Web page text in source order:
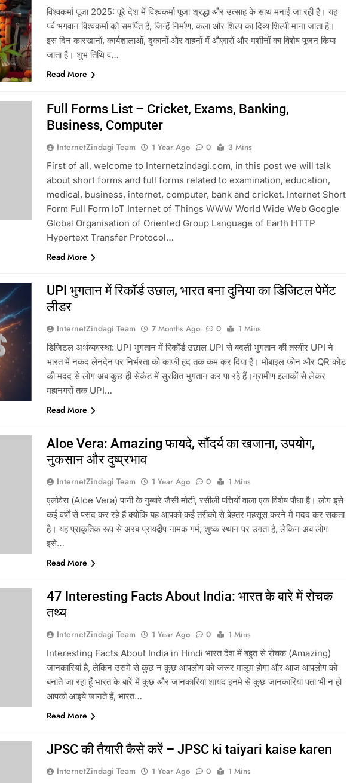
विश्वकर्मा पूजा 2025: पूरे देश में विश्वकर्मा पूजा श्रद्धा और उत्साह के साथ मनाई जा रही है। यह
पर्व भगवान विश्वकर्मा को समर्पित है, जिन्हें निर्माण, कला और शिल्प का दिव्य शिल्पी माना जाता है।
इस दिन कारखानों, कार्यशालाओं, दुकानों और वाहनों में औज़ारों और मशीनों का विशेष पूजन किया
जाता है। शुभ तिथि व…
Read More
Full Forms List – Cricket, Exams, Banking,
Business, Computer
InternetZindagi Team 1 Year Ago 0
3 Mins
First of all, welcome to Internetzindagi.com, in this post we will talk
about short forms and full forms related to examination, education,
medical, business, internet, computer, bank and cricket. Internet Short
Form Full Form IoT Internet of Things WWW World Wide Web Google
Global Organisation of Oriented Group Language of Earth HTTP
Hypertext Transfer Protocol…
Read More
UPI भुगतान में रिकॉर्ड उछाल, भारत बना दुनिया का डिजिटल पेमेंट
लीडर
InternetZindagi Team 7 Months Ago 0
1 Mins
डिजिटल अर्थव्यवस्था: UPI भुगतान में रिकॉर्ड उछाल UPI से बदली भुगतान की तस्वीर UPI ने
भारत में नकद लेनदेन पर निर्भरता को काफी हद तक कम कर दिया है। मोबाइल फोन और QR कोड
की मदद से लोग अब कुछ ही सेकंड में सुरक्षित भुगतान कर पा रहे हैं।ग्रामीण इलाकों से लेकर
महानगरों तक UPI…
Read More
Aloe Vera: Amazing फायदे, सौंदर्य का खजाना, उपयोग,
नुकसान और दुष्प्रभाव
InternetZindagi Team 1 Year Ago 0
1 Mins
एलोवेरा (Aloe Vera) पानी के गुब्बारे जैसी मोटी, रसीली पत्तियों वाला एक विशेष पौधा है। लोग इसे
कई वर्षों से पसंद कर रहे हैं क्योंकि यह आपको कई तरीकों से बेहतर महसूस करने में मदद कर सकता
है। यह प्राकृतिक रूप से अरब प्रायद्वीप नामक गर्म, शुष्क स्थान पर उगता है, लेकिन अब लोग
इसे…
Read More
47 Interesting Facts About India: भारत के बारे में रोचक
तथ्य
InternetZindagi Team 1 Year Ago 0
1 Mins
Interesting Facts About India in Hindi भारत देश में बहुत से रोचक (Amazing)
जानकारियां है, लेकिन उसमे से कुछ न कुछ आपलोग को जरूर मालूम होगा और आज आपलोग को
बनाते जा रहा हूँ भारत के बारें में कुछ और जानकारियां शायद इनमे से कुछ जानकारियां पता भी न हो
आपको आइये जानते हैं, भारत…
Read More
JPSC की तैयारी कैसे करें – JPSC ki taiyari kaise karen
InternetZindagi Team 1 Year Ago 0
1 Mins